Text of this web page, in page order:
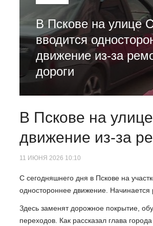
В Пскове на улице
вводится
движение из-за
дороги
В Пскове на
движение из-за
11 ИЮНЯ 2026 10:10
С сегодняшнего дня в Пскове на
одностороннее движение. Начинается
Здесь заменят дорожное покрытие,
переходов. Как рассказал глава